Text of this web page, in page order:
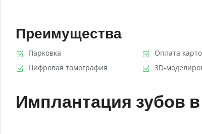
Преимущества
Парковка Оплата
Цифровая томография
3D-
Имплантация зубов